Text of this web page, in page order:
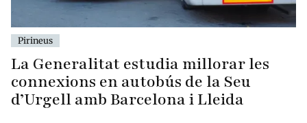
Pirineus
La Generalitat estudia millorar les
connexions en autobús de la Seu
d’Urgell amb Barcelona i Lleida